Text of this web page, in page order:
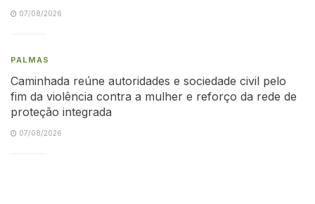
07/08/2026
PALMAS
Caminhada reúne autoridades e sociedade civil pelo
fim da violência contra a mulher e reforço da rede de
proteção integrada
07/08/2026